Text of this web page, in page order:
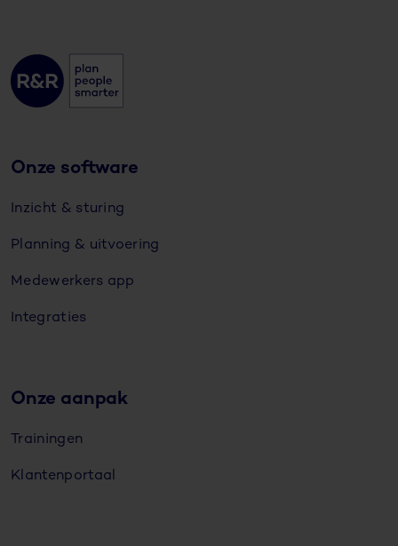
Onze software
Inzicht & sturing
Planning & uitvoering
Medewerkers app
Integraties
Onze aanpak
Trainingen
Klantenportaal